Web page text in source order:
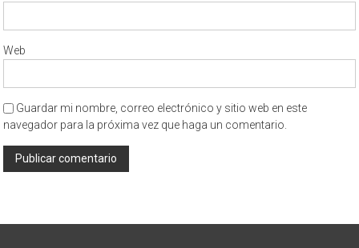
Web
Guardar mi nombre, correo electrónico y sitio web en este
navegador para la próxima vez que haga un comentario.